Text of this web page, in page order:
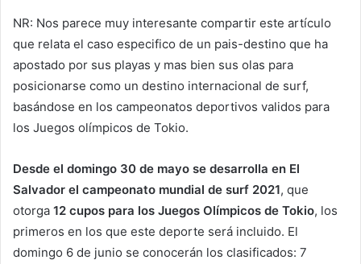
NR: Nos parece muy interesante compartir este artículo
que relata el caso especifico de un pais-destino que ha
apostado por sus playas y mas bien sus olas para
posicionarse como un destino internacional de surf,
basándose en los campeonatos deportivos validos para
los Juegos olímpicos de Tokio.
Desde el domingo 30 de mayo se desarrolla en El
Salvador el campeonato mundial de surf 2021, que
otorga 12 cupos para los Juegos Olímpicos de Tokio, los
primeros en los que este deporte será incluido. El
domingo 6 de junio se conocerán los clasificados: 7